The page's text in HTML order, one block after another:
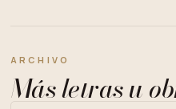
ARCHIVO
Más letras u